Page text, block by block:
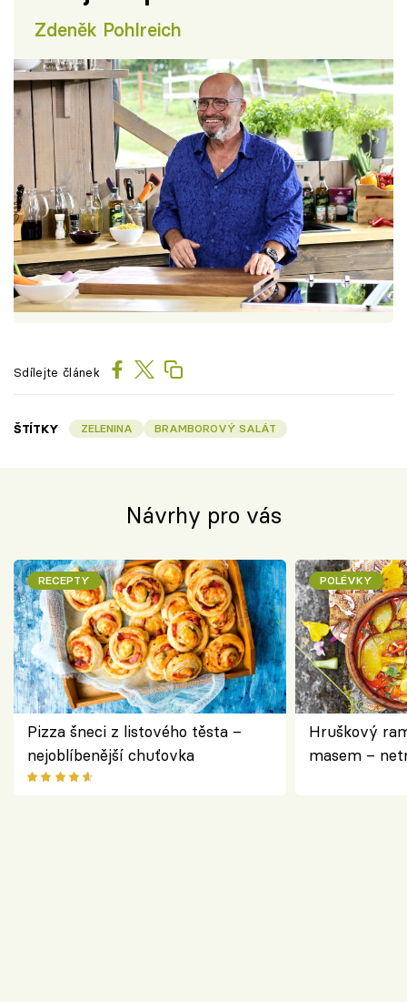
Zdeněk Pohlreich
Sdílejte článek
ŠTÍTKY ZELENINA BRAMBOROVÝ SALÁT
Návrhy pro vás
RECEPTY
Pizza šneci z listového těsta –
nejoblíbenější chuťovka
POLÉVKY
Hruškový
masem –